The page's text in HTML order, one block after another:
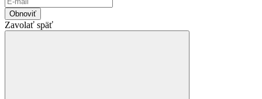
Obnoviť
Zavolať späť